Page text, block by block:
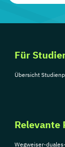
Für
Übersicht
Relevante
Wegweiser-